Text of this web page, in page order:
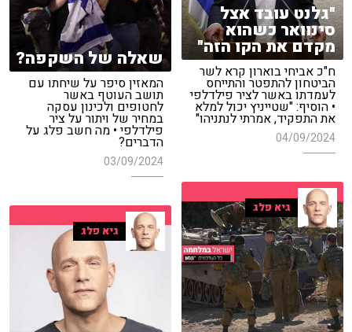
"גלנט עובד אצל
סינוואר כשהוא
מקדם את הקו הזה"
ח"כ אביחי בוארון קרא לשר
הביטחון להתפטר והתייחס
לעמדתו באשר לציר פילדלפי
• הוסיף: "שטייניץ יכול למלא
את התפקיד, אמרתי לנתניהו"
04/09/2024
שאלה של השקפה?
המאזין סיפר על שיחתו עם
תושב העוטף באשר
לחטופים ולכינון עסקה
במחיר של ויתור על ציר
פילדלפי • מה חשב פלג על
הדברים?
03/09/2024
גיא פלג
גיא פלג